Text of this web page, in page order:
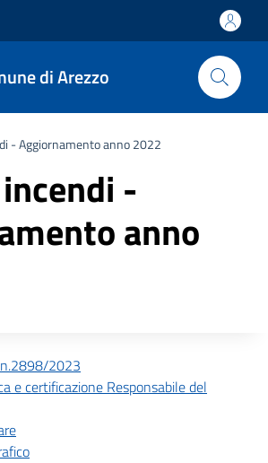
di Arezzo
- Aggiornamento anno 2022
-
anno
2023
e certificazione Responsabile del